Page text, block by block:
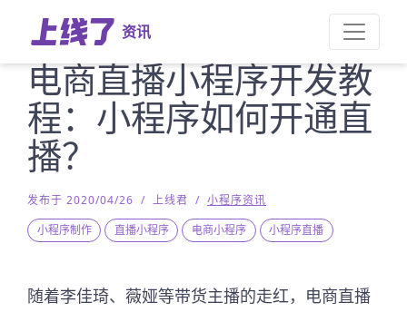
资讯
电商直播小程序开发教
程：小程序如何开通直
播？
发布于 2020/04/26 / 上线君 / 小程序资讯
小程序制作
直播小程序 电商小程序 小程序直播
随着李佳琦、薇娅等带货主播的走红，电商直播